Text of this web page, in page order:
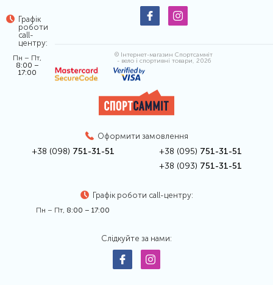
Графік
роботи
call-
центру:
Пн – Пт,
8:00 –
17:00
© Інтернет-магазин Спортсамміт
- вело і спортивні товари, 2026
Оформити замовлення
+38 (098) 751-31-51 +38 (095) 751-31-51
+38 (093) 751-31-51
Графік роботи call-центру:
Пн – Пт, 8:00 – 17:00
Слідкуйте за нами: